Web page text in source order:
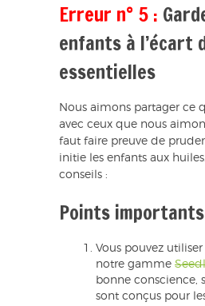
Erreur n° 5 :
enfants à l’écart
essentielles
Nous aimons partager ce
avec ceux que nous
faut faire preuve de
initie les enfants aux
conseils :
Points importants
Vous pouvez
notre gamme
bonne conscience,
sont conçus pour